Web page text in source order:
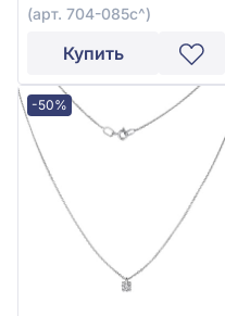
(арт. 704-085с^)
Купить
-50%